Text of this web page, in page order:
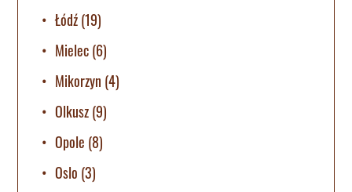
Łódź(19)
Mielec(6)
Mikorzyn (4)
Olkusz(9)
Opole (8)
Oslo (3)